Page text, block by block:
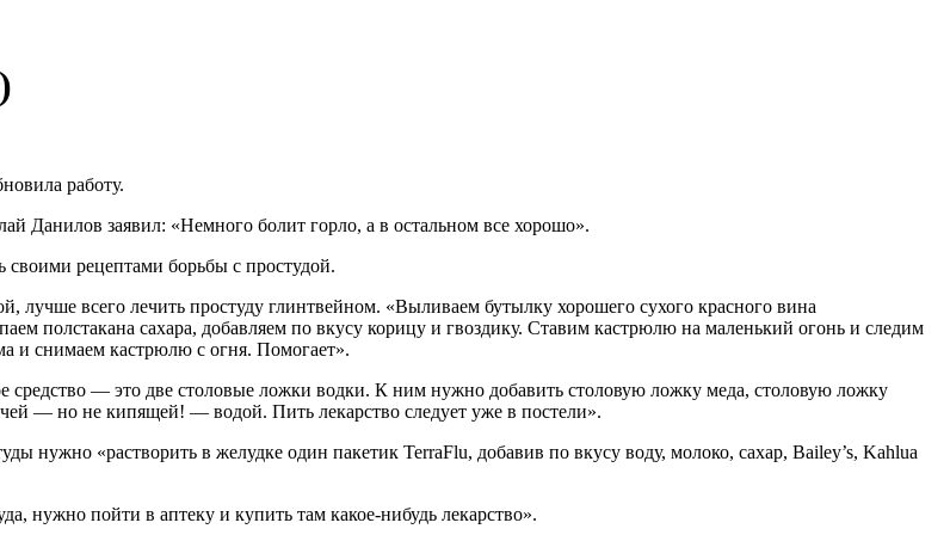
работу.
Данилов заявил: «Немного болит горло, а в остальном все хорошо».
рецептами борьбы с простудой.
лучше всего лечить простуду глинтвейном. «Выливаем бутылку хорошего сухого красного вина
полстакана сахара, добавляем по вкусу корицу и гвоздику. Ставим кастрюлю на маленький огонь и следим
и снимаем кастрюлю с огня. Помогает».
средство — это две столовые ложки водки. К ним нужно добавить столовую ложку меда, столовую ложку
— но не кипящей! — водой. Пить лекарство следует уже в постели».
нужно «растворить в желудке один пакетик TerraFlu, добавив по вкусу воду, молоко, сахар, Bailey’s, Kahlua
нужно пойти в аптеку и купить там какое-нибудь лекарство».